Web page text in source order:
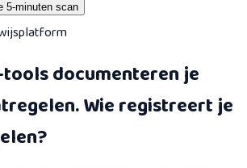
5-minuten scan
documenteren je
Wie registreert je